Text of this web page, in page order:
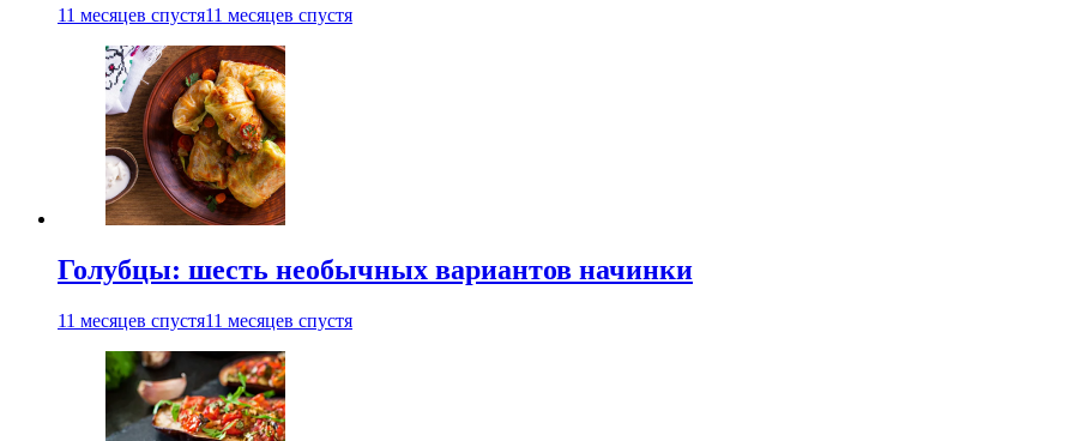
11 месяцев спустя11 месяцев спустя
Голубцы: шесть необычных вариантов начинки
11 месяцев спустя11 месяцев спустя